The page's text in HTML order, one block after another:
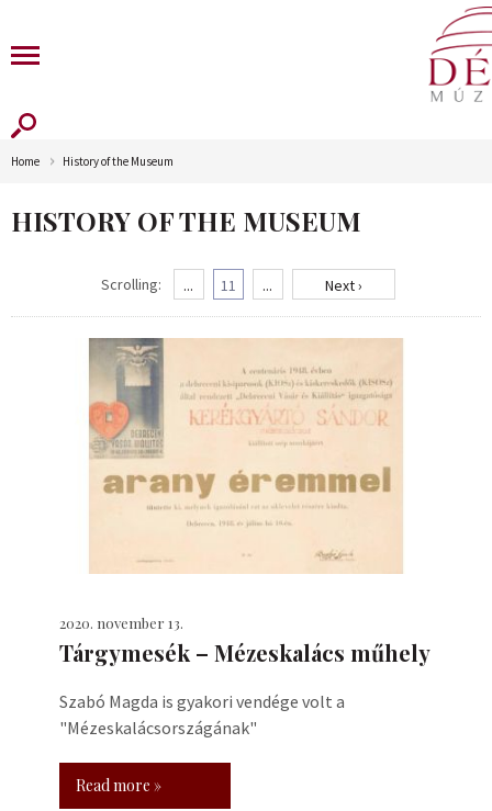
Home History of the Museum
HISTORY OF THE MUSEUM
Scrolling: ... 11 ... Next ›
2020. november 13.
Tárgymesék – Mézeskalács műhely
Szabó Magda is gyakori vendége volt a
"Mézeskalácsországának"
Read more »